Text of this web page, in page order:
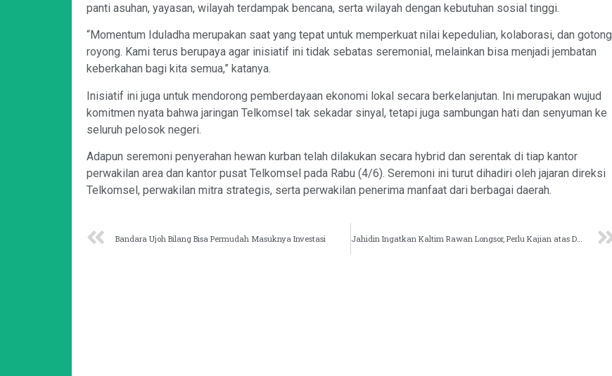
panti asuhan, yayasan, wilayah terdampak bencana, serta wilayah dengan kebutuhan sosial tinggi.
“Momentum Iduladha merupakan saat yang tepat untuk memperkuat nilai kepedulian, kolaborasi, dan gotong
royong. Kami terus berupaya agar inisiatif ini tidak sebatas seremonial, melainkan bisa menjadi jembatan
keberkahan bagi kita semua,” katanya.
Inisiatif ini juga untuk mendorong pemberdayaan ekonomi lokal secara berkelanjutan. Ini merupakan wujud
komitmen nyata bahwa jaringan Telkomsel tak sekadar sinyal, tetapi juga sambungan hati dan senyuman ke
seluruh pelosok negeri.
Adapun seremoni penyerahan hewan kurban telah dilakukan secara hybrid dan serentak di tiap kantor
perwakilan area dan kantor pusat Telkomsel pada Rabu (4/6). Seremoni ini turut dihadiri oleh jajaran direksi
Telkomsel, perwakilan mitra strategis, serta perwakilan penerima manfaat dari berbagai daerah.
Bandara Ujoh Bilang Bisa Permudah Masuknya Investasi